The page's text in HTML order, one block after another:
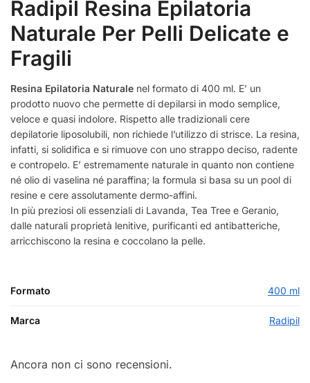
Radipil Resina Epilatoria
Naturale Per Pelli Delicate e
Fragili
Resina Epilatoria Naturale nel formato di 400 ml. E’ un
prodotto nuovo che permette di depilarsi in modo semplice,
veloce e quasi indolore. Rispetto alle tradizionali cere
depilatorie liposolubili, non richiede l’utilizzo di strisce. La resina,
infatti, si solidifica e si rimuove con uno strappo deciso, radente
e contropelo. E’ estremamente naturale in quanto non contiene
né olio di vaselina né paraffina; la formula si basa su un pool di
resine e cere assolutamente dermo-affini.
In più preziosi oli essenziali di Lavanda, Tea Tree e Geranio,
dalle naturali proprietà lenitive, purificanti ed antibatteriche,
arricchiscono la resina e coccolano la pelle.
Formato 400 ml
Marca Radipil
Ancora non ci sono recensioni.